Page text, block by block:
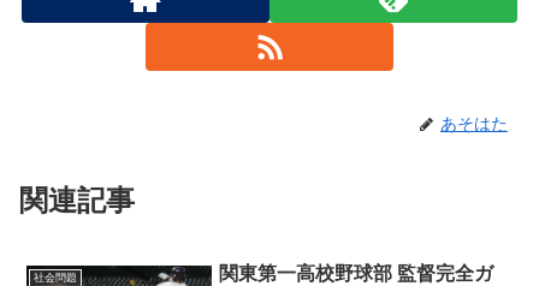
あそはた
関連記事
社会問題
関東第一高校野球部 監督完全ガ